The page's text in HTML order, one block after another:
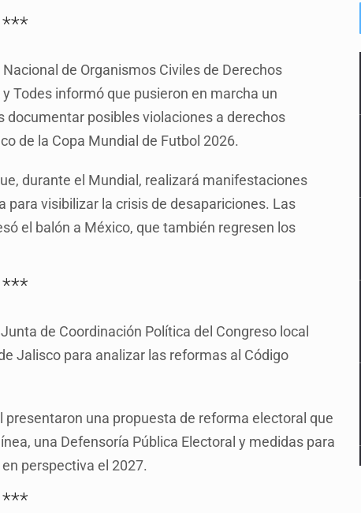
***
de Organismos Civiles de Derechos
Todes informó que pusieron en marcha un
documentar posibles violaciones a derechos
de la Copa Mundial de Futbol 2026.
durante el Mundial, realizará manifestaciones
para visibilizar la crisis de desapariciones. Las
el balón a México, que también regresen los
***
de Coordinación Política del Congreso local
Jalisco para analizar las reformas al Código
una propuesta de reforma electoral que
una Defensoría Pública Electoral y medidas para
perspectiva el 2027.
***